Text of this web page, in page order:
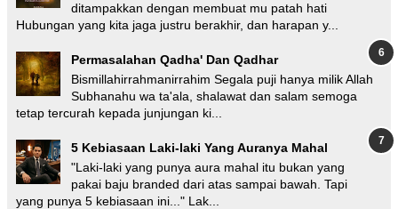
ditampakkan dengan membuat mu patah hati
Hubungan yang kita jaga justru berakhir, dan harapan y...
Permasalahan Qadha' Dan Qadhar
Bismillahirrahmanirrahim Segala puji hanya milik Allah
Subhanahu wa ta'ala, shalawat dan salam semoga
tetap tercurah kepada junjungan ki...
5 Kebiasaan Laki-laki Yang Auranya Mahal
"Laki-laki yang punya aura mahal itu bukan yang
pakai baju branded dari atas sampai bawah. Tapi
yang punya 5 kebiasaan ini..." Lak...